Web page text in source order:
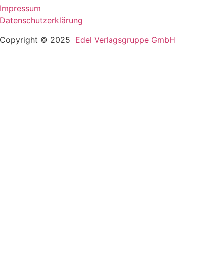
Impressum
Datenschutzerklärung
Copyright © 2025 Edel Verlagsgruppe GmbH